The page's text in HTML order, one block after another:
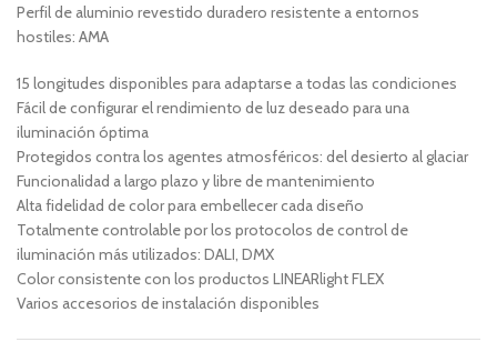
Perfil de aluminio revestido duradero resistente a entornos
hostiles: AMA
15 longitudes disponibles para adaptarse a todas las condiciones
Fácil de configurar el rendimiento de luz deseado para una
iluminación óptima
Protegidos contra los agentes atmosféricos: del desierto al glaciar
Funcionalidad a largo plazo y libre de mantenimiento
Alta fidelidad de color para embellecer cada diseño
Totalmente controlable por los protocolos de control de
iluminación más utilizados: DALI, DMX
Color consistente con los productos LINEARlight FLEX
Varios accesorios de instalación disponibles